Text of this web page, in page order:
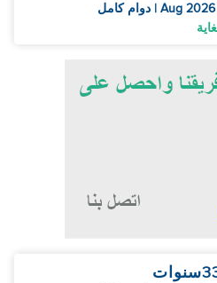
سنوات